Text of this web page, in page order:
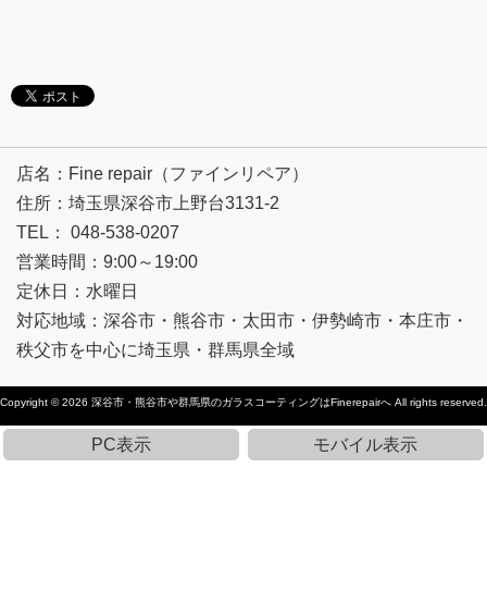
店名：Fine repair（ファインリペア）
住所：埼玉県深谷市上野台3131-2
TEL： 048-538-0207
営業時間：9:00～19:00
定休日：水曜日
対応地域：深谷市・熊谷市・太田市・伊勢崎市・本庄市・
秩父市を中心に埼玉県・群馬県全域
Copyright © 2026 深谷市・熊谷市や群馬県のガラスコーティングはFinerepairへ All rights reserved.
PC表示 モバイル表示